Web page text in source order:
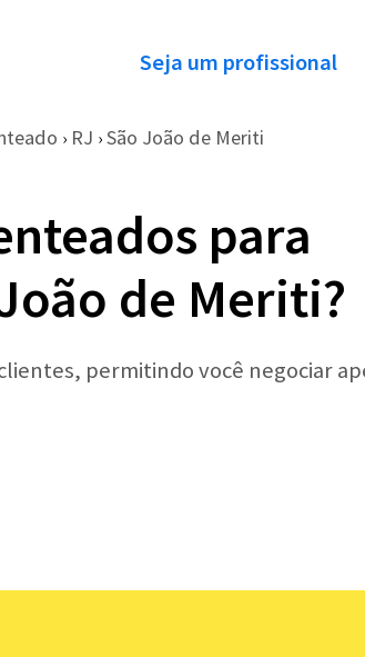
Seja um profissional
› RJ › São João de Meriti
para
de Meriti?
permitindo você negociar